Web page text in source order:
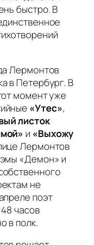
быстро. В
Лермонтов
в Петербург. В
момент уже
«Утес»,
листок
и «Выхожу
Лермонтов
«Демон» и
не
поэт
часов
в полк.